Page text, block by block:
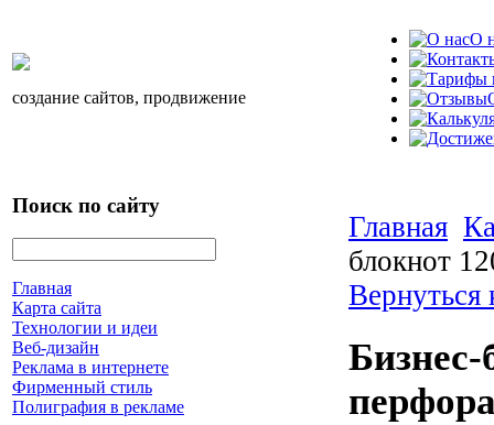
создание сайтов, продвижение
О
Поиск по сайту
Главная
Карта сайта
Технологии и идеи
Веб-дизайн
Реклама в интернете
Фирменный стиль
Полиграфия в рекламе
Главная
блокнот